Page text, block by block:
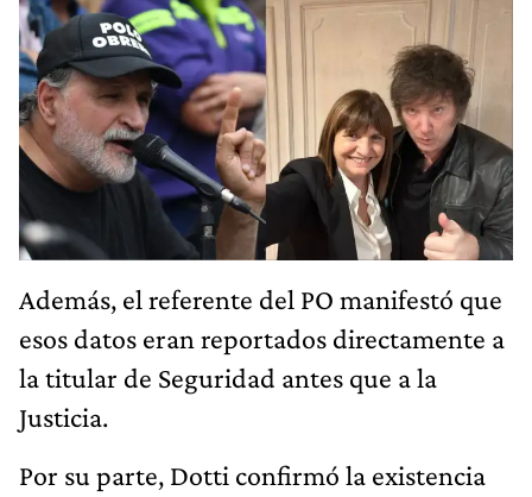
Además, el referente del PO manifestó que
esos datos eran reportados directamente a
la titular de Seguridad antes que a la
Justicia.
Por su parte, Dotti confirmó la existencia